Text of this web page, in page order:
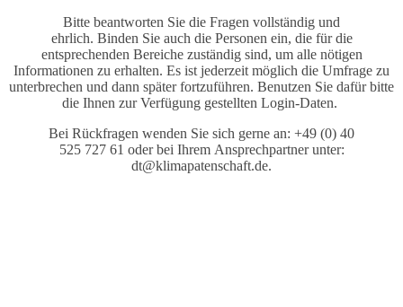
Bitte beantworten Sie die Fragen vollständig und
ehrlich. Binden Sie auch die Personen ein, die für die
entsprechenden Bereiche zuständig sind, um alle nötigen
Informationen zu erhalten. Es ist jederzeit möglich die Umfrage zu
unterbrechen und dann später fortzuführen. Benutzen Sie dafür bitte
die Ihnen zur Verfügung gestellten Login-Daten.
Bei Rückfragen wenden Sie sich gerne an: +49 (0) 40
525 727 61 oder bei Ihrem Ansprechpartner unter:
dt@klimapatenschaft.de.